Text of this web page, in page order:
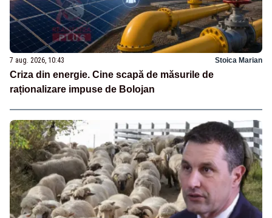
7 aug. 2026, 10:43 Stoica Marian
Criza din energie. Cine scapă de măsurile de
raționalizare impuse de Bolojan